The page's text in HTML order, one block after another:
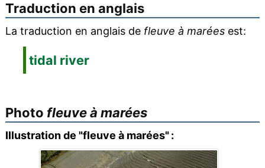
Traduction en anglais
La traduction en anglais de fleuve à maréesest:
tidal river
Photo fleuve à marées
Illustration de "fleuve à marées" :